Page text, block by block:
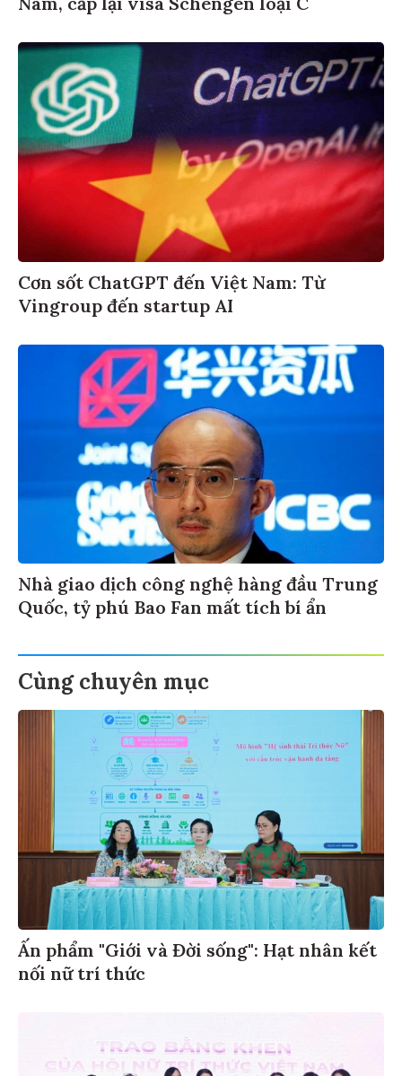
Cơn sốt ChatGPT đến Việt Nam: Từ
Vingroup đến startup AI
Nhà giao dịch công nghệ hàng đầu Trung
Quốc, tỷ phú Bao Fan mất tích bí ẩn
Cùng chuyên mục
Ấn phẩm "Giới và Đời sống": Hạt nhân kết
nối nữ trí thức